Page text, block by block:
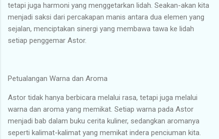
tetapi juga harmoni yang menggetarkan lidah. Seakan-akan kita
menjadi saksi dari percakapan manis antara dua elemen yang
sejalan, menciptakan sinergi yang membawa tawa ke lidah
setiap penggemar Astor.
Petualangan Warna dan Aroma
Astor tidak hanya berbicara melalui rasa, tetapi juga melalui
warna dan aroma yang memikat. Setiap warna pada Astor
menjadi bab dalam buku cerita kuliner, sedangkan aromanya
seperti kalimat-kalimat yang memikat indera penciuman kita.